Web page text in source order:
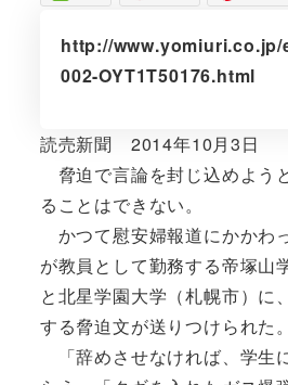
http://www.yomiuri.co.jp/
002-OYT1T50176.html
読売新聞 2014年10月3日
脅迫で言論を封じ込めよう
ることはできない。
かつて慰安婦報道にかかわ
が教員として勤務する帝塚山
と北星学園大学（札幌市）に
する脅迫文が送りつけられた。
「辞めさせなければ、学生